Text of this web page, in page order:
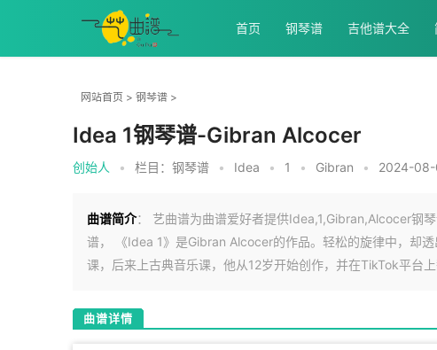
首页 钢琴谱 吉他谱大全
网站首页 > 钢琴谱 >
Idea 1钢琴谱-Gibran Alcocer
创始人 • 栏目： 钢琴谱 • Idea • 1 • Gibran • 2024-
曲谱简介： 艺曲谱为曲谱爱好者提供Idea,1,Gibran,Alcocer钢
谱， 《Idea 1》是Gibran Alcocer的作品。轻松的旋律中，却
课，后来上古典音乐课，他从12岁开始创作，并在TikTok平台
曲谱详情